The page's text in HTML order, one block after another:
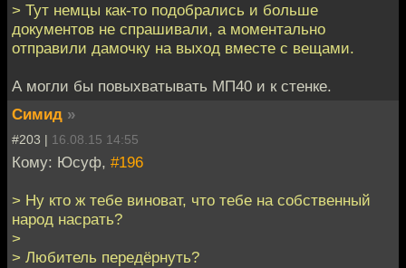
> Тут немцы как-то подобрались и больше
документов не спрашивали, а моментально
отправили дамочку на выход вместе с вещами.
А могли бы повыхватывать МП40 и к стенке.
Симид »
#203 | 16.08.15 14:55
Кому: Юсуф, #196
> Ну кто ж тебе виноват, что тебе на собственный
народ насрать?
>
> Любитель передёрнуть?